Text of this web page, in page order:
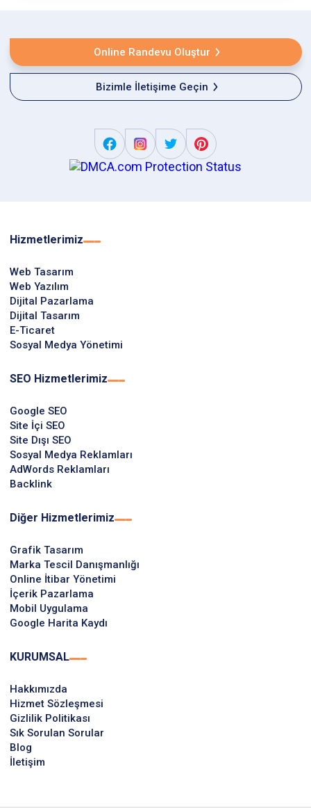
Online Randevu Oluştur
Bizimle İletişime Geçin
Hizmetlerimiz
Web Tasarım
Web Yazılım
Dijital Pazarlama
Dijital Tasarım
E-Ticaret
Sosyal Medya Yönetimi
SEO Hizmetlerimiz
Google SEO
Site İçi SEO
Site Dışı SEO
Sosyal Medya Reklamları
AdWords Reklamları
Backlink
Diğer Hizmetlerimiz
Grafik Tasarım
Marka Tescil Danışmanlığı
Online İtibar Yönetimi
İçerik Pazarlama
Mobil Uygulama
Google Harita Kaydı
KURUMSAL
Hakkımızda
Hizmet Sözleşmesi
Gizlilik Politikası
Sık Sorulan Sorular
Blog
İletişim